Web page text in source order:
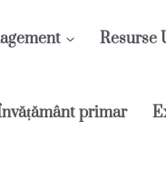
Resurse
primar